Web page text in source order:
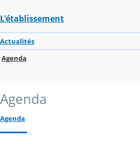
L'établissement
Actualités
Agenda
Agenda
Agenda